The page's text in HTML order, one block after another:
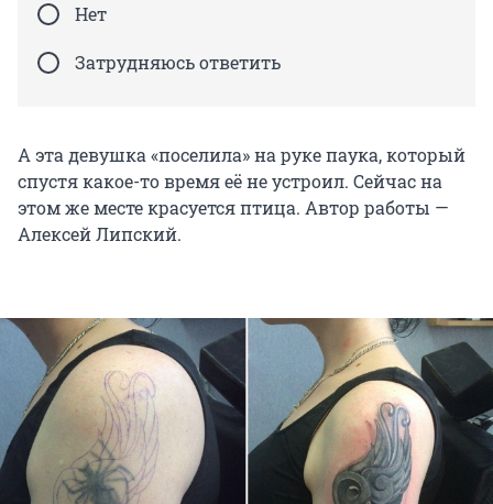
Нет
Затрудняюсь ответить
А эта девушка «поселила» на руке паука, который
спустя какое-то время её не устроил. Сейчас на
этом же месте красуется птица. Автор работы —
Алексей Липский.